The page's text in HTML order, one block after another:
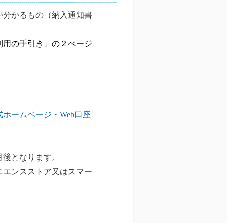
分かる もの（納入通知書
の手引き」の２ぺージ
ホームページ・Web口座
となります。
ンスストア又はスマー